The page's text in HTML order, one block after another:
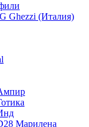
Ghezzi (Италия)
Марилена